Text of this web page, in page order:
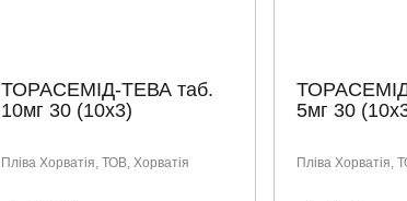
ТОРАСЕМІД-ТЕВА таб.
10мг 30 (10х3)
Пліва Хорватія, ТОВ, Хорватія
5мг 30
Пліва Хорватія,